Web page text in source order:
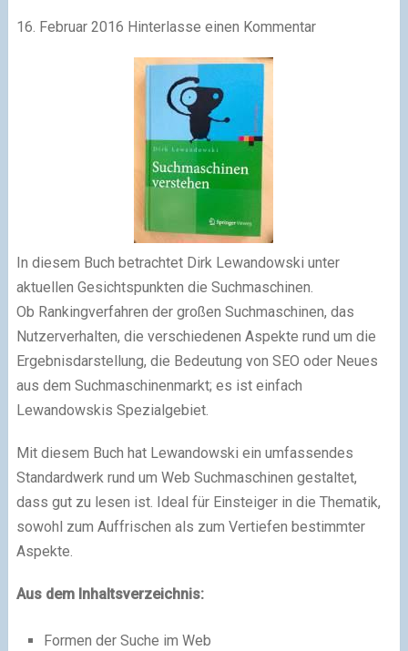
16. Februar 2016 Hinterlasse einen Kommentar
In diesem Buch betrachtet Dirk Lewandowski unter
aktuellen Gesichtspunkten die Suchmaschinen.
Ob Rankingverfahren der großen Suchmaschinen, das
Nutzerverhalten, die verschiedenen Aspekte rund um die
Ergebnisdarstellung, die Bedeutung von SEO oder Neues
aus dem Suchmaschinenmarkt; es ist einfach
Lewandowskis Spezialgebiet.
Mit diesem Buch hat Lewandowski ein umfassendes
Standardwerk rund um Web Suchmaschinen gestaltet,
dass gut zu lesen ist. Ideal für Einsteiger in die Thematik,
sowohl zum Auffrischen als zum Vertiefen bestimmter
Aspekte.
Aus dem Inhaltsverzeichnis:
Formen der Suche im Web